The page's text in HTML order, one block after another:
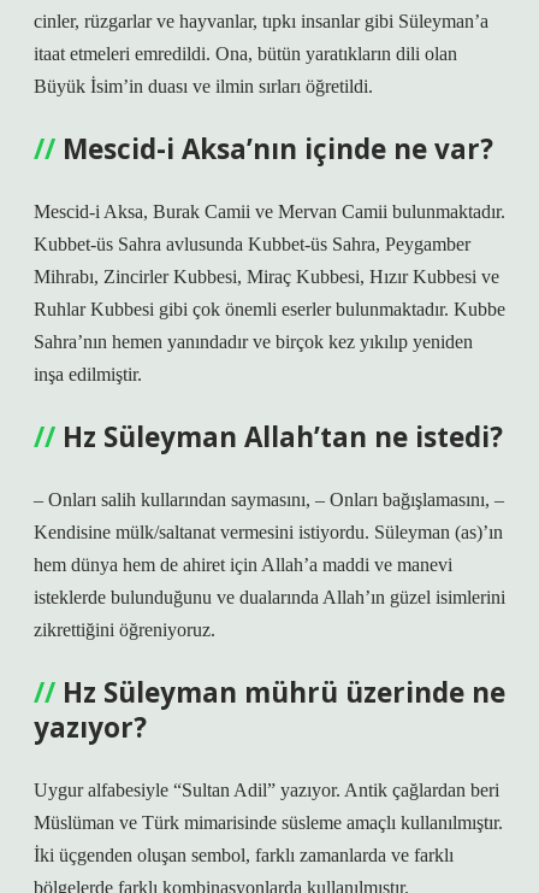
cinler, rüzgarlar ve hayvanlar, tıpkı insanlar gibi Süleyman’a
itaat etmeleri emredildi. Ona, bütün yaratıkların dili olan
Büyük İsim’in duası ve ilmin sırları öğretildi.
Mescid-i Aksa’nın içinde ne var?
Mescid-i Aksa, Burak Camii ve Mervan Camii bulunmaktadır.
Kubbet-üs Sahra avlusunda Kubbet-üs Sahra, Peygamber
Mihrabı, Zincirler Kubbesi, Miraç Kubbesi, Hızır Kubbesi ve
Ruhlar Kubbesi gibi çok önemli eserler bulunmaktadır. Kubbe
Sahra’nın hemen yanındadır ve birçok kez yıkılıp yeniden
inşa edilmiştir.
Hz Süleyman Allah’tan ne istedi?
– Onları salih kullarından saymasını, – Onları bağışlamasını, –
Kendisine mülk/saltanat vermesini istiyordu. Süleyman (as)’ın
hem dünya hem de ahiret için Allah’a maddi ve manevi
isteklerde bulunduğunu ve dualarında Allah’ın güzel isimlerini
zikrettiğini öğreniyoruz.
Hz Süleyman mührü üzerinde ne
yazıyor?
Uygur alfabesiyle “Sultan Adil” yazıyor. Antik çağlardan beri
Müslüman ve Türk mimarisinde süsleme amaçlı kullanılmıştır.
İki üçgenden oluşan sembol, farklı zamanlarda ve farklı
bölgelerde farklı kombinasyonlarda kullanılmıştır.